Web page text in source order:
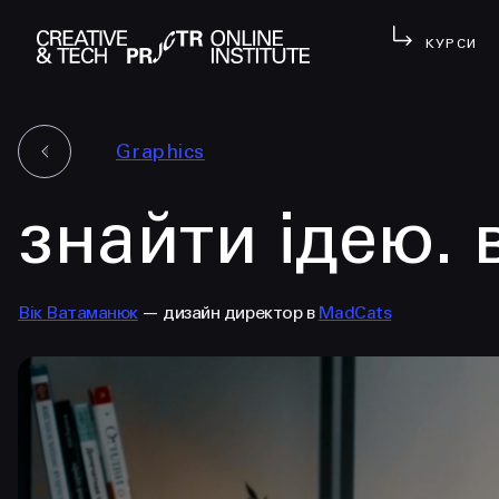
КУРСИ
Graphics
знайти ідею.
Вік Ватаманюк— дизайн директор в MadCats